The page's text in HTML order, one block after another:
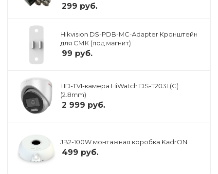
299 руб.
Hikvision DS-PDB-MC-Adapter Кронштейн
для СМК (под магнит)
99 руб.
HD-TVI-камера HiWatch DS-T203L(C)
(2.8mm)
2 999 руб.
JB2-100W монтажная коробка KadrON
499 руб.